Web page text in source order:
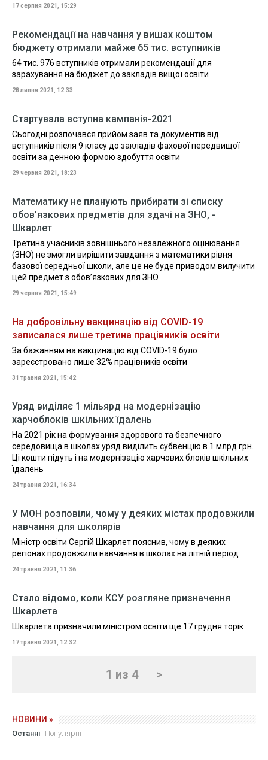
17 серпня 2021, 15:29
Рекомендації на навчання у вишах коштом
бюджету отримали майже 65 тис. вступників
64 тис. 976 вступників отримали рекомендації для
зарахування на бюджет до закладів вищої освіти
28 липня 2021, 12:33
Стартувала вступна кампанія-2021
Сьогодні розпочався прийом заяв та документів від
вступників після 9 класу до закладів фахової передвищої
освіти за денною формою здобуття освіти
29 червня 2021, 18:23
Математику не планують прибирати зі списку
обов'язкових предметів для здачі на ЗНО, -
Шкарлет
Третина учасників зовнішнього незалежного оцінювання
(ЗНО) не змогли вирішити завдання з математики рівня
базової середньої школи, але це не буде приводом вилучити
цей предмет з обов’язкових для ЗНО
29 червня 2021, 15:49
На добровільну вакцинацію від COVID-19
записалася лише третина працівників освіти
За бажанням на вакцинацію від COVID-19 було
зареєстровано лише 32% працівників освіти
31 травня 2021, 15:42
Уряд виділяє 1 мільярд на модернізацію
харчоблоків шкільних їдалень
На 2021 рік на формування здорового та безпечного
середовища в школах уряд виділить субвенцію в 1 млрд грн.
Ці кошти підуть і на модернізацію харчових блоків шкільних
їдалень
24 травня 2021, 16:34
У МОН розповіли, чому у деяких містах продовжили
навчання для школярів
Міністр освіти Сергій Шкарлет пояснив, чому в деяких
регіонах продовжили навчання в школах на літній період
24 травня 2021, 11:36
Стало відомо, коли КСУ розгляне призначення
Шкарлета
Шкарлета призначили міністром освіти ще 17 грудня торік
17 травня 2021, 12:32
1 из 4 >
НОВИНИ »
Останні Популярні